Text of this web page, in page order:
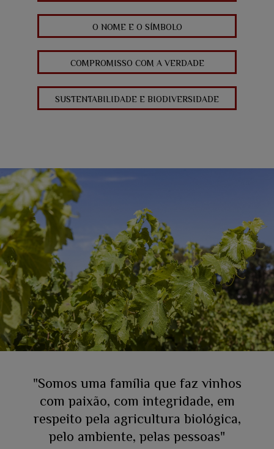
O NOME E O SÍMBOLO
COMPROMISSO COM A VERDADE
SUSTENTABILIDADE E BIODIVERSIDADE
"Somos uma família que faz vinhos
com paixão, com integridade, em
respeito pela agricultura biológica,
pelo ambiente, pelas pessoas"